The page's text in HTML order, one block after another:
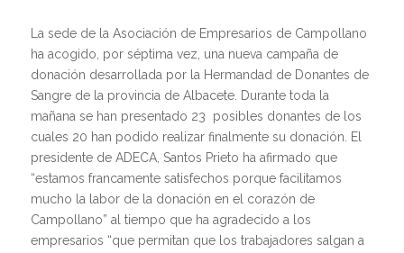
La sede de la Asociación de Empresarios de Campollano
ha acogido, por séptima vez, una nueva campaña de
donación desarrollada por la Hermandad de Donantes de
Sangre de la provincia de Albacete. Durante toda la
mañana se han presentado 23 posibles donantes de los
cuales 20 han podido realizar finalmente su donación. El
presidente de ADECA, Santos Prieto ha afirmado que
“estamos francamente satisfechos porque facilitamos
mucho la labor de la donación en el corazón de
Campollano” al tiempo que ha agradecido a los
empresarios “que permitan que los trabajadores salgan a